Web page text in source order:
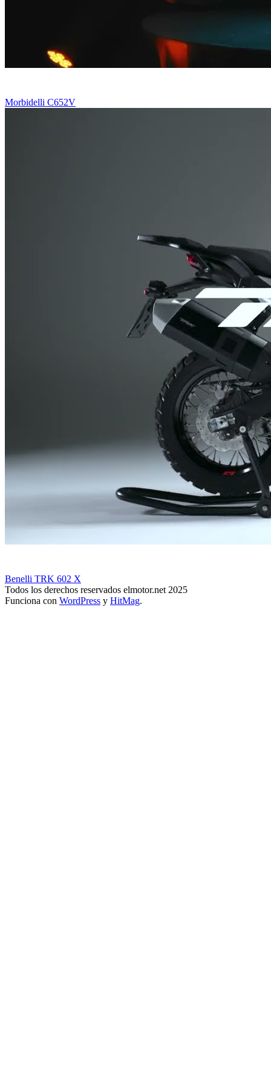
Morbidelli C652V
Benelli TRK 602 X
Todos los derechos reservados elmotor.net 2025
Funciona con WordPress y HitMag.